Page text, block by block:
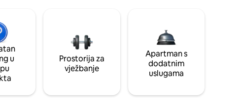
u
Prostorija za
vježbanje
Apartman s
dodatnim
uslugama